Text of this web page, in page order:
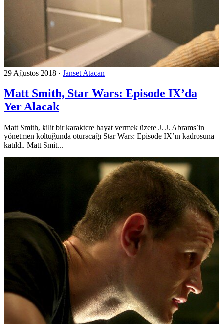
29 Ağustos 2018 · Janset Atacan
Matt Smith, Star Wars: Episode IX’da
Yer Alacak
Matt Smith, kilit bir karaktere hayat vermek üzere J. J. Abrams’in
yönetmen koltuğunda oturacağı Star Wars: Episode IX’ın kadrosuna
katıldı. Matt Smit...